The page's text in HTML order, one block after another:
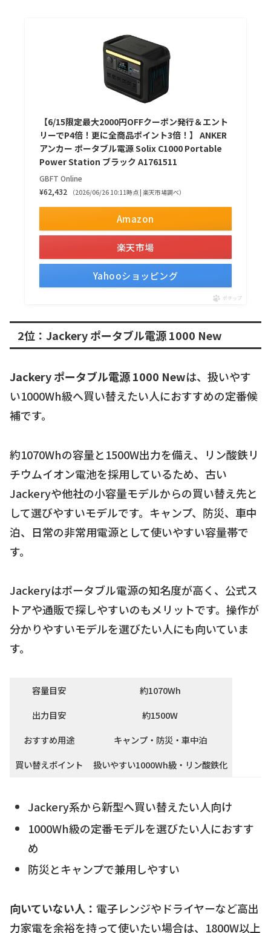
【6/15限定最大2000円OFFクーポン発行＆エント
リーでP4倍！更に全商品ポイント3倍！】 ANKER
アンカー ポータブル電源 Solix C1000 Portable
Power Station ブラック A1761511
GBFT Online
¥62,432
（2026/06/26 10:11時点 | 楽天市場調べ）
Amazon
楽天市場
Yahooショッピング
ポチップ
2位：Jackery ポータブル電源 1000 New
Jackery ポータブル電源 1000 Newは、扱いやす
い1000Wh級へ買い替えたい人におすすめの定番候
補です。
約1070Whの容量と1500W出力を備え、リン酸鉄リ
チウムイオン電池を採用しているため、古い
Jackeryや他社の小容量モデルからの買い替え先と
して選びやすいモデルです。キャンプ、防災、車中
泊、日常の非常用電源として使いやすい容量帯で
す。
Jackeryはポータブル電源の知名度が高く、公式ス
トアや通販で探しやすいのもメリットです。操作が
分かりやすいモデルを選びたい人にも向いていま
す。
容量目安
約1070Wh
出力目安
約1500W
おすすめ用途
キャンプ・防災・車中泊
買い替えポイント
扱いやすい1000Wh級・リン酸鉄化
Jackery系から新型へ買い替えたい人向け
1000Wh級の定番モデルを選びたい人におすす
め
防災とキャンプで兼用しやすい
向いていない人： 電子レンジやドライヤーなど高出
力家電を余裕を持って使いたい場合は、1800W以上